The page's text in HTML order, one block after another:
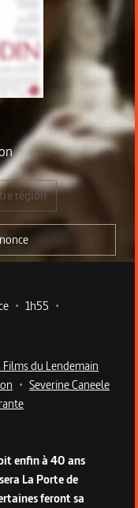
région
• 1h55 •
Films du Lendemain
• Severine Caneele
enfin à 40 ans
La Porte de
feront sa